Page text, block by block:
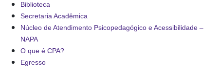
Biblioteca
Secretaria Acadêmica
Núcleo de Atendimento Psicopedagógico e Acessibilidade –
NAPA
O que é CPA?
Egresso